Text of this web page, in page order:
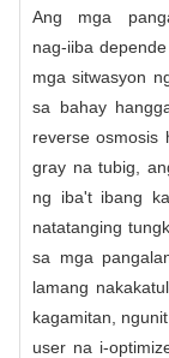
Ang mga
nag-iiba
mga sitwasyon
sa bahay
reverse osmosis
gray na tubig,
ng iba't ibang
natatanging
sa mga
lamang
kagamitan,
user na i-